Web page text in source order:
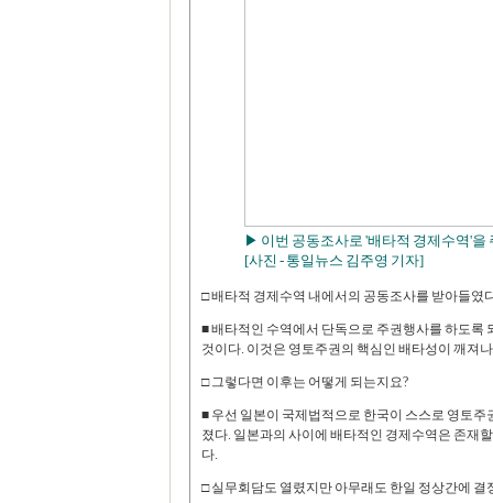
▶ 이번 공동조사로 '배타적 경제수역'을
[사진 - 통일뉴스 김주영 기자]
□ 배타적 경제수역 내에서의 공동조사를 받아들였
■ 배타적인 수역에서 단독으로 주권행사를 하도록
것이다. 이것은 영토주권의 핵심인 배타성이 깨져
□ 그렇다면 이후는 어떻게 되는지요?
■ 우선 일본이 국제법적으로 한국이 스스로 영토
졌다. 일본과의 사이에 배타적인 경제수역은 존재
다.
□ 실무회담도 열렸지만 아무래도 한일 정상간에 결